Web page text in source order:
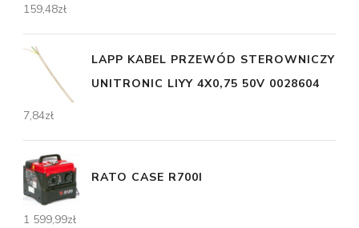
159,48zł
LAPP KABEL PRZEWÓD STEROWNICZY
UNITRONIC LIYY 4X0,75 50V 0028604
7,84zł
RATO CASE R700I
1 599,99zł